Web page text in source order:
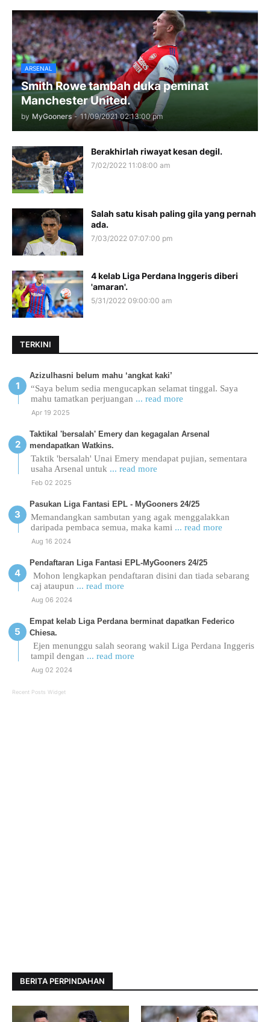
ARSENAL
Smith Rowe tambah duka peminat
Manchester United.
by MyGooners - 11/09/2021 02:13:00 pm
Berakhirlah riwayat kesan degil.
7/02/2022 11:08:00 am
Salah satu kisah paling gila yang pernah
ada.
7/03/2022 07:07:00 pm
4 kelab Liga Perdana Inggeris diberi
'amaran'.
5/31/2022 09:00:00 am
TERKINI
Azizulhasni belum mahu ‘angkat kaki’
“Saya belum sedia mengucapkan selamat tinggal. Saya
mahu tamatkan perjuangan ... read more
Apr 19 2025
Taktikal 'bersalah' Emery dan kegagalan Arsenal
mendapatkan Watkins.
Taktik 'bersalah' Unai Emery mendapat pujian, sementara
usaha Arsenal untuk ... read more
Feb 02 2025
Pasukan Liga Fantasi EPL - MyGooners 24/25
Memandangkan sambutan yang agak menggalakkan
daripada pembaca semua, maka kami ... read more
Aug 16 2024
Pendaftaran Liga Fantasi EPL-MyGooners 24/25
Mohon lengkapkan pendaftaran disini dan tiada sebarang
caj ataupun ... read more
Aug 06 2024
Empat kelab Liga Perdana berminat dapatkan Federico
Chiesa.
Ejen menunggu salah seorang wakil Liga Perdana Inggeris
tampil dengan ... read more
Aug 02 2024
Recent Posts Widget
BERITA PERPINDAHAN